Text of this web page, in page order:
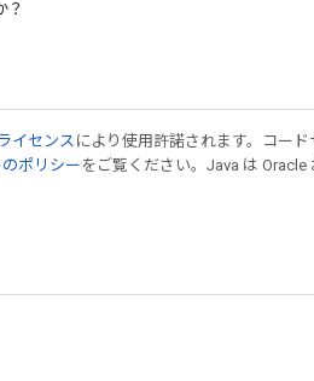
？
イセンス により使用許諾されます。コード
ポリシーをご覧ください。Java は Oracle